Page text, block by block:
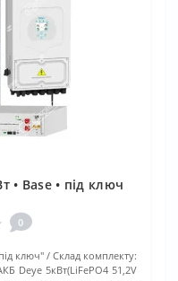
• Base • під ключ
0
ключ"
Склад комплекту:
Deye 5кВт(LiFePO4 51,2V